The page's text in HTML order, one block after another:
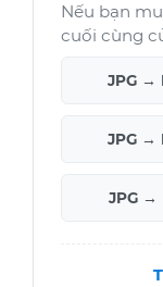
Nếu bạn
cuối cùng
JPG →
JPG →
JPG →